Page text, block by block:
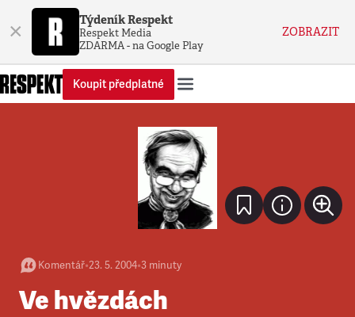
× Týdeník Respekt
Respekt Media
ZDARMA - na Google Play
ZOBRAZIT
Koupit předplatné
Komentář•23. 5. 2004•3 minuty
Ve hvězdách